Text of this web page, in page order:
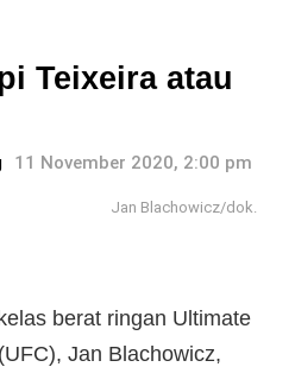
Teixeira atau
11 November 2020, 2:00 pm
Jan Blachowicz/dok.
berat ringan Ultimate
Jan Blachowicz,